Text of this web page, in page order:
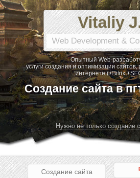
Vitaliy
Web Development &
Опытный Web-
услуги создания и оптимизации сайтов,
интернете (+Bitrix
Создание сайта в
Нужно не только создание
Создание сайта